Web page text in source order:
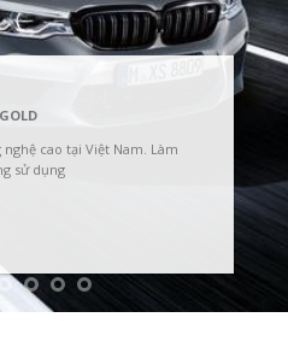
cao tại Việt Nam. Làm
sử dụng